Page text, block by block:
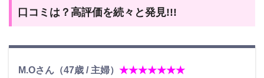
口コミは？高評価を続々と発見!!!
M.Oさん（47歳 / 主婦） ★★★★★★★